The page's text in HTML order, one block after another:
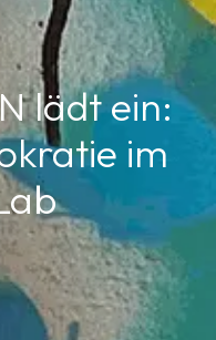
lädt ein:
im